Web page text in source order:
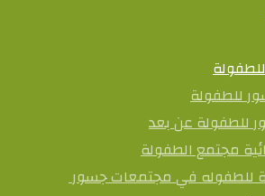
للطفولة
للطفولة عن بعد
مجتمع الطفولة
للطفوله في مجتمعات جسور